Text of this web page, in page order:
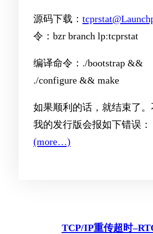
源码下载：
令：bzr branch lp:tcprstat
编译命令：./bootstrap &&
./configure && make
如果顺利的话，就结束了
我的发行版会报如下错误：
(more…)
TCP/IP重传超时